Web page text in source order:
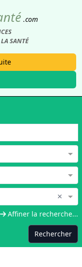
.com
SANTÉ
×
Affiner la recherche...
Rechercher